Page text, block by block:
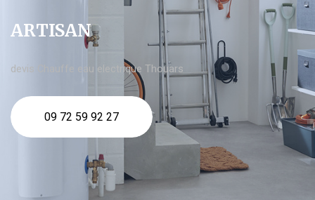
ARTISAN
devis Chauffe eau electrique Thouars
09 72 59 92 27